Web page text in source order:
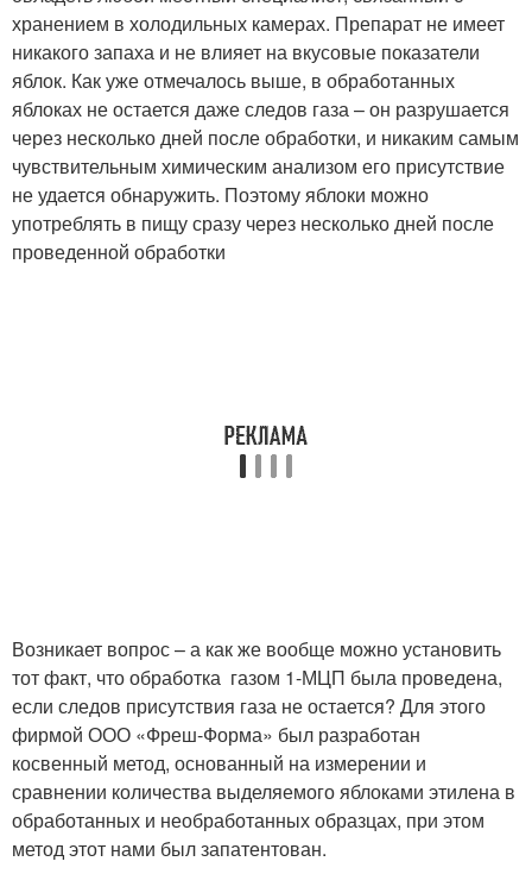
хранением в холодильных камерах. Препарат не имеет
никакого запаха и не влияет на вкусовые показатели
яблок. Как уже отмечалось выше, в обработанных
яблоках не остается даже следов газа – он разрушается
через несколько дней после обработки, и никаким самым
чувствительным химическим анализом его присутствие
не удается обнаружить. Поэтому яблоки можно
употреблять в пищу сразу через несколько дней после
проведенной обработки
Возникает вопрос – а как же вообще можно установить
тот факт, что обработка газом 1-МЦП была проведена,
если следов присутствия газа не остается? Для этого
фирмой ООО «Фреш-Форма» был разработан
косвенный метод, основанный на измерении и
сравнении количества выделяемого яблоками этилена в
обработанных и необработанных образцах, при этом
метод этот нами был запатентован.